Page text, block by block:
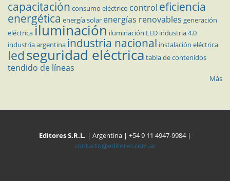
capacitación consumo eléctrico control eficiencia
energética energía solar energías renovables generación
eléctricailuminación iluminación LED industria 4.0
industria argentina industria nacional instalación eléctrica
ledseguridad eléctrica tabla de contenidos
tendido de líneas
Más
Editores S.R.L. | Argentina | +54 9 11 4947-9984 |
contacto@editores.com.ar